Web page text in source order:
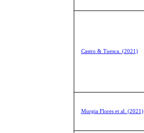
Castro & Tuesca. (2021)
Murgia Flores et al. (2021)